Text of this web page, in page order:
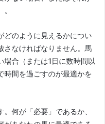
どのように見えるかについ
なければなりません。 馬
合（または1日に数時間以
時間を過ごすのが最適かを
何が「必要」であるか、